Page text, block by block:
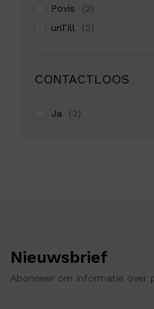
Povis (2)
unTill (2)
CONTACTLOOS
Ja (2)
Nieuwsbrief
Abonneer om informatie over